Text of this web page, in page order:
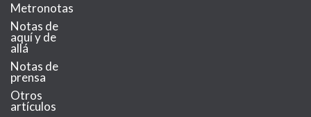
Metronotas
Notas de
aquí y de
allá
Notas de
prensa
Otros
artículos